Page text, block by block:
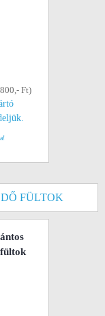
Ft)
FÜLTOK